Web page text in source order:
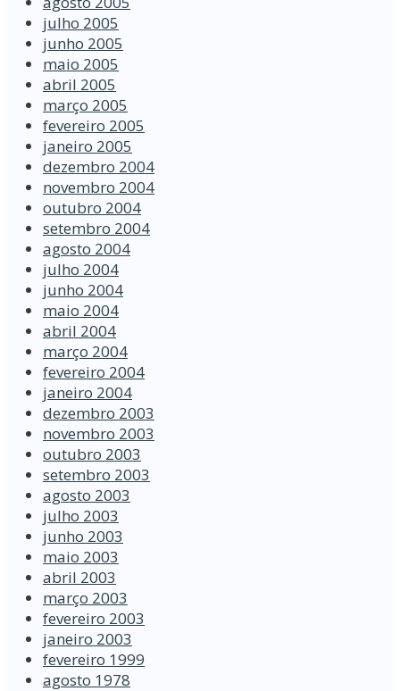
julho 2005
junho 2005
maio 2005
abril 2005
março 2005
fevereiro 2005
janeiro 2005
dezembro 2004
novembro 2004
outubro 2004
setembro 2004
agosto 2004
julho 2004
junho 2004
maio 2004
abril 2004
março 2004
fevereiro 2004
janeiro 2004
dezembro 2003
novembro 2003
outubro 2003
setembro 2003
agosto 2003
julho 2003
junho 2003
maio 2003
abril 2003
março 2003
fevereiro 2003
janeiro 2003
fevereiro 1999
agosto 1978